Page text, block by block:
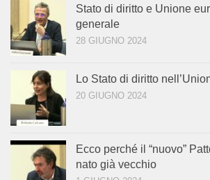
Stato di diritto e Unione
generale
28 GIUGNO 2024
Lo Stato di diritto
20 GIUGNO 2024
Ecco perché il “nuovo”
nato già vecchio